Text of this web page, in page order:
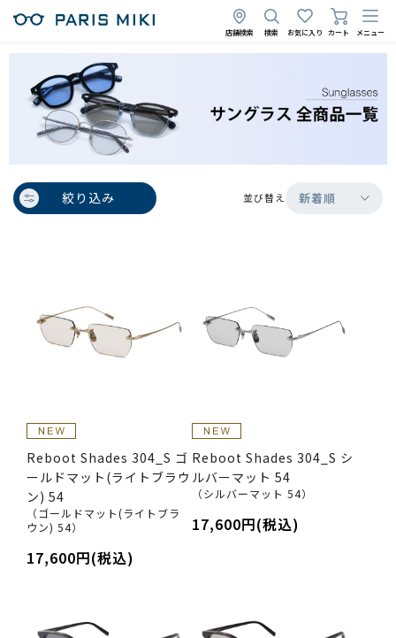
店舗検索 検索 お気に入り カート メニュー
絞り込み 並び替え 新着順
Reboot Shades 304_S ゴ
ールドマット(ライトブラウ
ン) 54
（ゴールドマット(ライトブラ
ウン) 54）
17,600円(税込)
Reboot Shades 304_S シ
ルバーマット 54
（シルバーマット 54）
17,600円(税込)